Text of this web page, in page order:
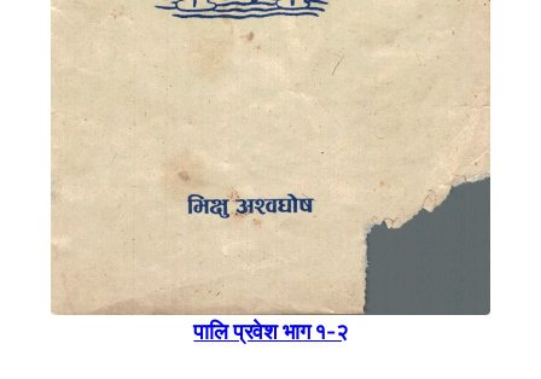
पालि प्रवेश भाग १-२